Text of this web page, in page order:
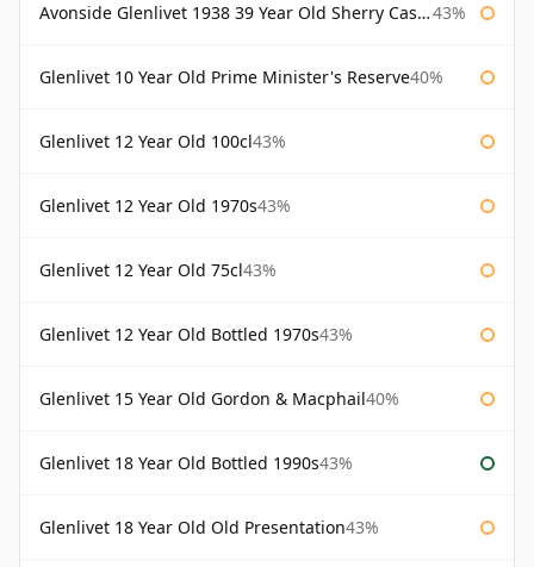
Avonside Glenlivet 1938 39 Year Old Sherry Cask Gordon & Macphail 43%
Glenlivet 10 Year Old Prime Minister's Reserve40%
Glenlivet 12 Year Old 100cl43%
Glenlivet 12 Year Old 1970s43%
Glenlivet 12 Year Old 75cl43%
Glenlivet 12 Year Old Bottled 1970s43%
Glenlivet 15 Year Old Gordon & Macphail40%
Glenlivet 18 Year Old Bottled 1990s43%
Glenlivet 18 Year Old Old Presentation43%